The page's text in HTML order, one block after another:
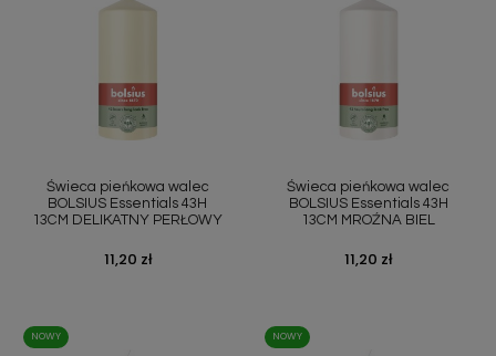
Świeca pieńkowa walec
BOLSIUS Essentials 43H
13CM DELIKATNY PERŁOWY
Cena
11,20 zł
Świeca pieńkowa walec
BOLSIUS Essentials 43H
13CM MROŹNA BIEL
Cena
11,20 zł
NOWY NOWY